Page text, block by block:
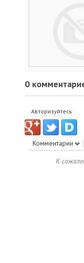
0
Авторизуйтесь
Комментарии
К